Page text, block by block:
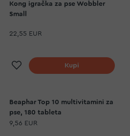
Kong igračka za pse Wobbler
Small
22,55 EUR
Dodaj na listu želja
Kupi
Beaphar Top 10 multivitamini za
pse, 180 tableta
9,56 EUR